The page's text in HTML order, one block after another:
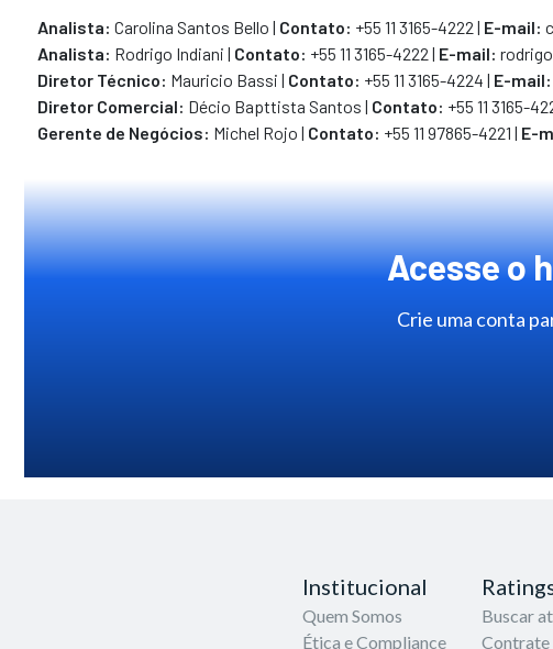
Analista: Carolina Santos Bello | Contato: +55 11 3165-4222 | E-mail:
Analista: Rodrigo Indiani | Contato: +55 11 3165-4222 | E-mail:
Diretor Técnico: Mauricio Bassi | Contato: +55 11 3165-4224 | E-mail:
Diretor Comercial: Décio Bapttista Santos | Contato: +55 11 3165-
Gerente de Negócios: Michel Rojo | Contato: +55 11 97865-4221 | E-
Acesse o
Crie uma conta
Institucional
Quem Somos
Ética e Compliance
Buscar
Contrate